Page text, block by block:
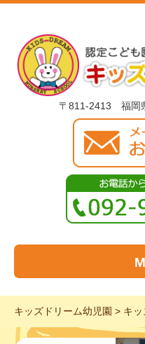
〒811-2413 福岡
キッズドリーム幼児園 > キ